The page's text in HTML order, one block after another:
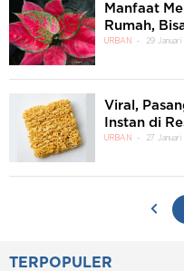
Manfaat
Rumah,
URBAN 29 Januari
Viral,
Instan di
URBAN 27 Januari
TERPOPULER